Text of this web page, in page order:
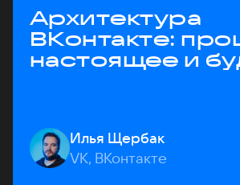
Архитектура
ВКонтакте:
настоящее и
Илья Щербак
VK, ВКонтакте